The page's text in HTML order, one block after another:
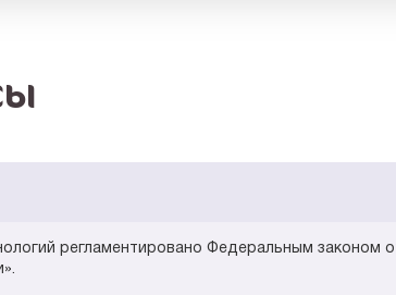
регламентировано Федеральным